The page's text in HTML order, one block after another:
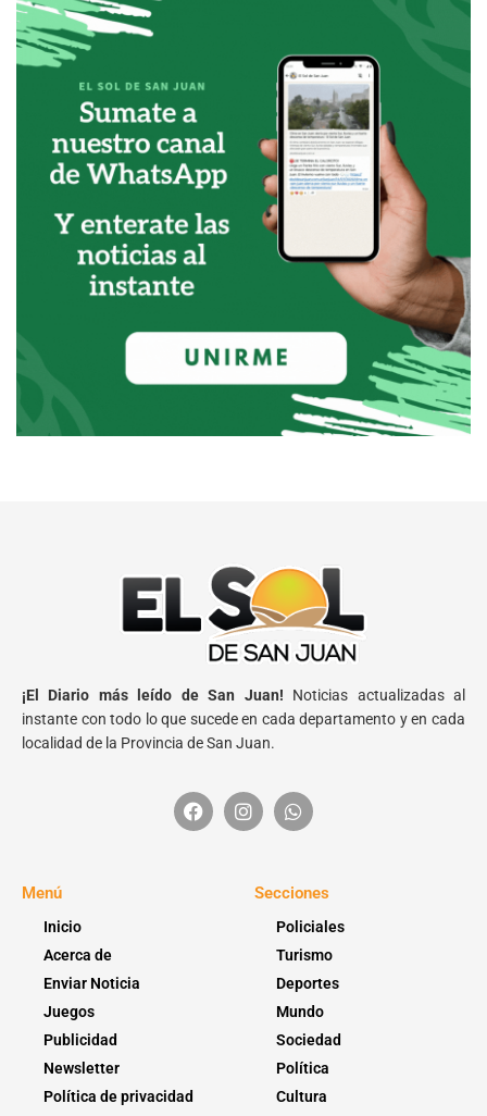
¡El Diario más leído de San Juan! Noticias actualizadas al
instante con todo lo que sucede en cada departamento y en cada
localidad de la Provincia de San Juan.
Menú
Inicio
Acerca de
Enviar Noticia
Juegos
Publicidad
Newsletter
Política de privacidad
Secciones
Policiales
Turismo
Deportes
Mundo
Sociedad
Política
Cultura